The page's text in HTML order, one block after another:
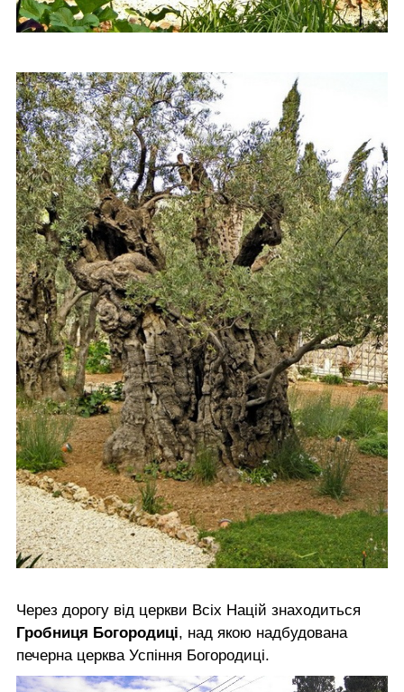
Через дорогу від церкви Всіх Націй знаходиться
Гробниця Богородиці, над якою надбудована
печерна церква Успіння Богородиці.